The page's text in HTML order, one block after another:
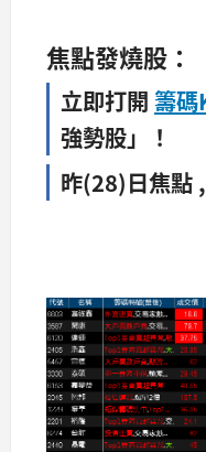
焦點發燒股：
立即打開 籌碼
強勢股」！
昨(28)日焦點